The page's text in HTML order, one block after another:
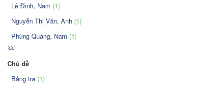
Lê Đình, Nam (1)
Nguyễn Thị Vân, Anh (1)
Phùng Quang, Nam (1)
>>
Chủ đề
Bảng tra (1)